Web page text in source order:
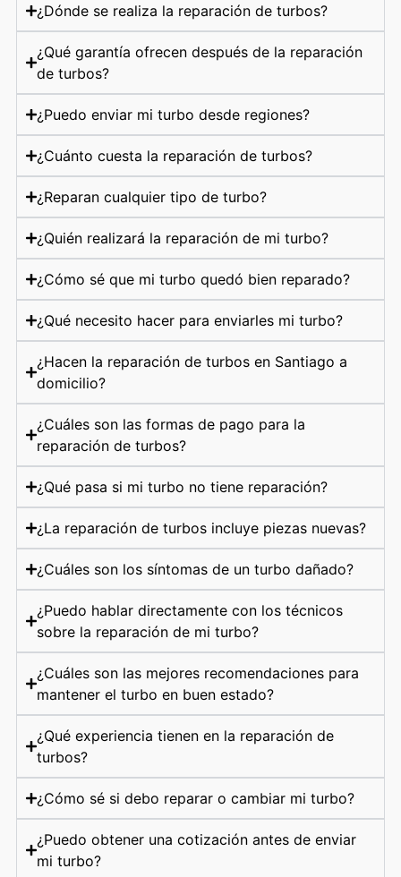
¿Dónde se realiza la reparación de turbos?
¿Qué garantía ofrecen después de la reparación
de turbos?
¿Puedo enviar mi turbo desde regiones?
¿Cuánto cuesta la reparación de turbos?
¿Reparan cualquier tipo de turbo?
¿Quién realizará la reparación de mi turbo?
¿Cómo sé que mi turbo quedó bien reparado?
¿Qué necesito hacer para enviarles mi turbo?
¿Hacen la reparación de turbos en Santiago a
domicilio?
¿Cuáles son las formas de pago para la
reparación de turbos?
¿Qué pasa si mi turbo no tiene reparación?
¿La reparación de turbos incluye piezas nuevas?
¿Cuáles son los síntomas de un turbo dañado?
¿Puedo hablar directamente con los técnicos
sobre la reparación de mi turbo?
¿Cuáles son las mejores recomendaciones para
mantener el turbo en buen estado?
¿Qué experiencia tienen en la reparación de
turbos?
¿Cómo sé si debo reparar o cambiar mi turbo?
¿Puedo obtener una cotización antes de enviar
mi turbo?